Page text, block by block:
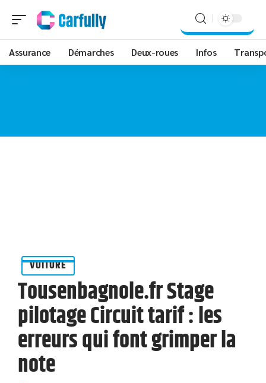
Assurance Démarches Deux-roues Infos
VOITURE
Tousenbagnole.fr Stage
pilotage Circuit tarif : les
erreurs qui font grimper la
note